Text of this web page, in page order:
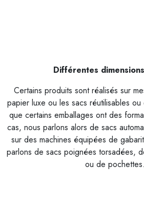
Différentes
Certains produits sont réalisés sur
papier luxe ou les sacs réutilisables
que certains emballages ont des
cas, nous parlons alors de sacs
sur des machines équipées de
parlons de sacs poignées torsadées,
ou de pochettes.